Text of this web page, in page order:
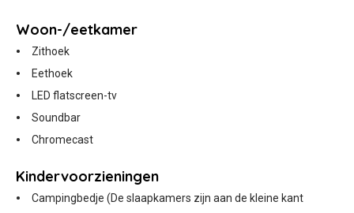
Woon-/eetkamer
Zithoek
Eethoek
LED flatscreen-tv
Soundbar
Chromecast
Kindervoorzieningen
Campingbedje (De slaapkamers zijn aan de kleine kant